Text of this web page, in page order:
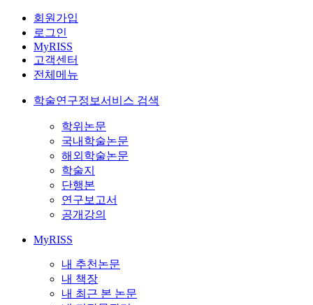
회원가입
로그인
MyRISS
고객센터
전체메뉴
학술연구정보서비스 검색
학위논문
국내학술논문
해외학술논문
학술지
단행본
연구보고서
공개강의
MyRISS
내 추천논문
내 책장
내 최근 본 논문